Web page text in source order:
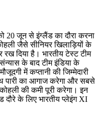
20 जून से इंग्लैंड का दौरा करना
जैसे सीनियर खिलाड़ियों के
दिया है। भारतीय टेस्ट टीम
के बाद टीम इंडिया के
में कप्तानी की जिम्मेदारी
पारी का आगाज करेगा और सबसे
की कमी पूरी करेगा। इन
के लिए भारतीय प्लेइंग XI